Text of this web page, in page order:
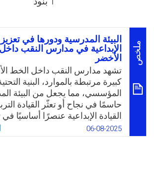
ملخص
البيئة المدرسية ودورها في تعزيز
الإبداعية في مدارس النقب
الأخضر
تشهد مدارس النقب داخل الخط
كبيرة مرتبطة بالموارد، البنية
المؤسسي، مما يجعل من البيئة
حاسمًا في نجاح أو تعثّر القيادة
القيادة الإبداعية عنصرًا أساسيًا
المدرسي، ومواجهة القيود
التقليدية.
06-08-2025